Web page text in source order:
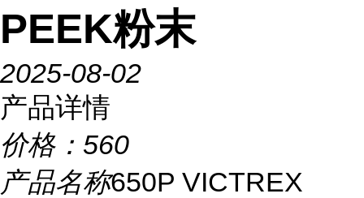
PEEK粉末
2025-08-02
产品详情
价格： 560
产品名称650P VICTREX